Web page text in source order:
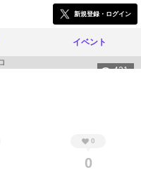
新規登録・ログイン
イベント
421
0
0